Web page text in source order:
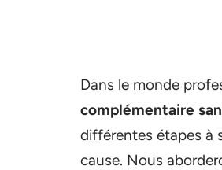
Dans le monde
complémentaire
différentes étapes à
cause. Nous